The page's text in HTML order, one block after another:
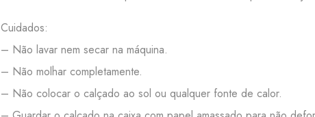
Cuidados:
– Não lavar nem secar na máquina.
– Não molhar completamente.
– Não colocar o calçado ao sol ou qualquer fonte de calor.